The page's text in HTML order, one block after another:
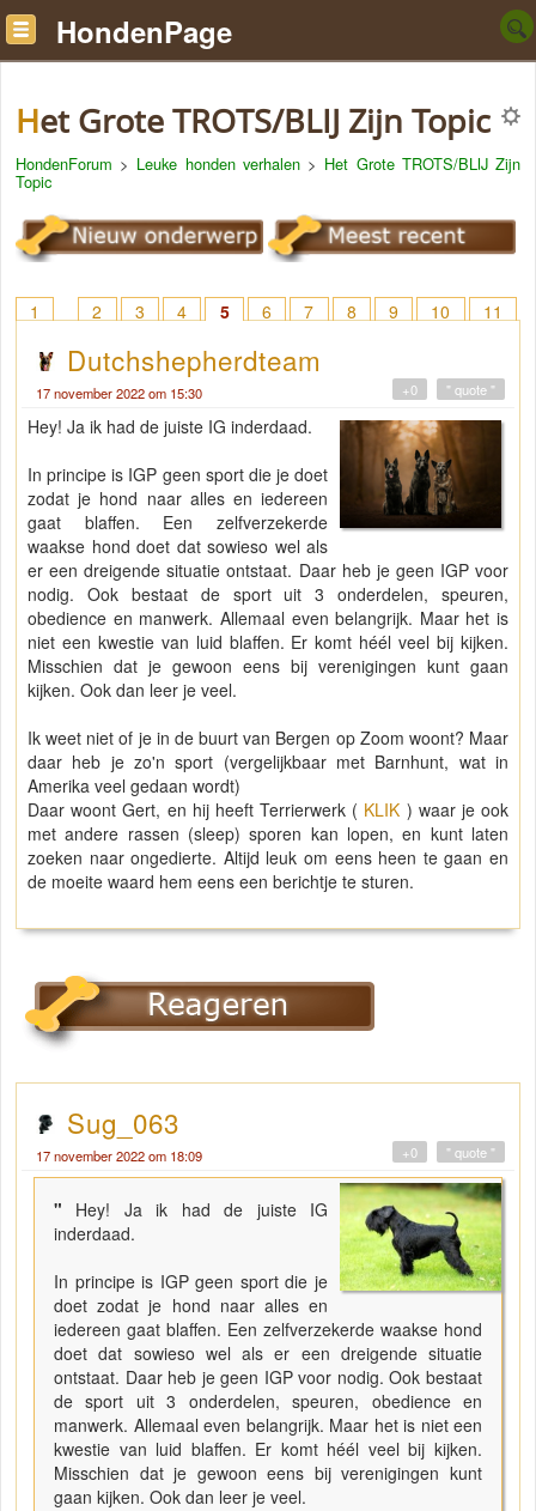
HondenPage
Het Grote TROTS/BLIJ Zijn Topic
HondenForum > Leuke honden verhalen> Het Grote TROTS/BLIJ Zijn
Topic
1 2 3 4 5 6 7 8 9 10
11
Dutchshepherdteam
17 november 2022 om 15:30 " quote "
+0
Hey! Ja ik had de juiste IG inderdaad.
In principe is IGP geen sport die je doet
zodat je hond naar alles en iedereen
gaat blaffen. Een zelfverzekerde
waakse hond doet dat sowieso wel als
er een dreigende situatie ontstaat. Daar heb je geen IGP voor
nodig. Ook bestaat de sport uit 3 onderdelen, speuren,
obedience en manwerk. Allemaal even belangrijk. Maar het is
niet een kwestie van luid blaffen. Er komt héél veel bij kijken.
Misschien dat je gewoon eens bij verenigingen kunt gaan
kijken. Ook dan leer je veel.
Ik weet niet of je in de buurt van Bergen op Zoom woont? Maar
daar heb je zo'n sport (vergelijkbaar met Barnhunt, wat in
Amerika veel gedaan wordt)
Daar woont Gert, en hij heeft Terrierwerk ( KLIK ) waar je ook
met andere rassen (sleep) sporen kan lopen, en kunt laten
zoeken naar ongedierte. Altijd leuk om eens heen te gaan en
de moeite waard hem eens een berichtje te sturen.
Sug_063
17 november 2022 om 18:09 " quote "
+0
" Hey! Ja ik had de juiste IG
inderdaad.
In principe is IGP geen sport die je
doet zodat je hond naar alles en
iedereen gaat blaffen. Een zelfverzekerde waakse hond
doet dat sowieso wel als er een dreigende situatie
ontstaat. Daar heb je geen IGP voor nodig. Ook bestaat
de sport uit 3 onderdelen, speuren, obedience en
manwerk. Allemaal even belangrijk. Maar het is niet een
kwestie van luid blaffen. Er komt héél veel bij kijken.
Misschien dat je gewoon eens bij verenigingen kunt
gaan kijken. Ook dan leer je veel.